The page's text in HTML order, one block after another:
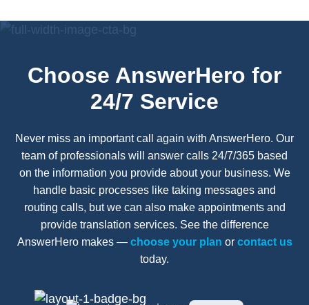
Choose AnswerHero for
24/7 Service
Never miss an important call again with AnswerHero. Our
team of professionals will answer calls 24/7/365 based
on the information you provide about your business. We
handle basic processes like taking messages and
routing calls, but we can also make appointments and
provide translation services. See the difference
AnswerHero makes — choose your plan or contact us
today.